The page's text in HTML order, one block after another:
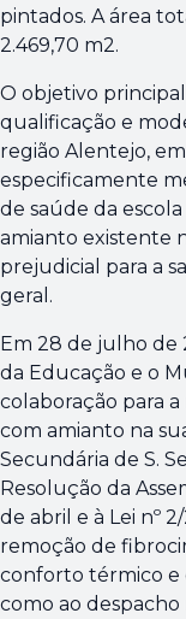
pintados. A área
2.469,70 m2.
O objetivo
qualificação e
região Alentejo,
especificamente
de saúde da
amianto existente
prejudicial para a
geral.
Em 28 de julho de
da Educação e o
colaboração para
com amianto na
Secundária de S.
Resolução da
de abril e à Lei nº
remoção de
conforto térmico e
como ao despacho